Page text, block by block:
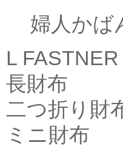
婦人かば
L FASTNER
長財布
二つ折り財
ミニ財布